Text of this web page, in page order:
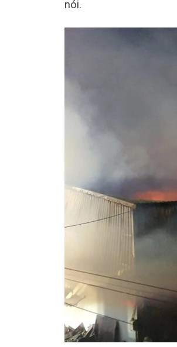
nói.